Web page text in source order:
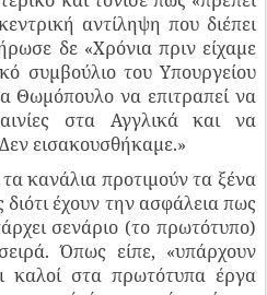
αντίληψη που διέπει
δε «Χρόνια πριν είχαμε
συμβούλιο του Υπουργείου
Θωμόπουλο να επιτραπεί να
στα Αγγλικά και να
εισακουσθήκαμε.»
κανάλια προτιμούν τα ξένα
διότι έχουν την ασφάλεια πως
σενάριο (το πρωτότυπο)
Όπως είπε, «υπάρχουν
καλοί στα πρωτότυπα έργα